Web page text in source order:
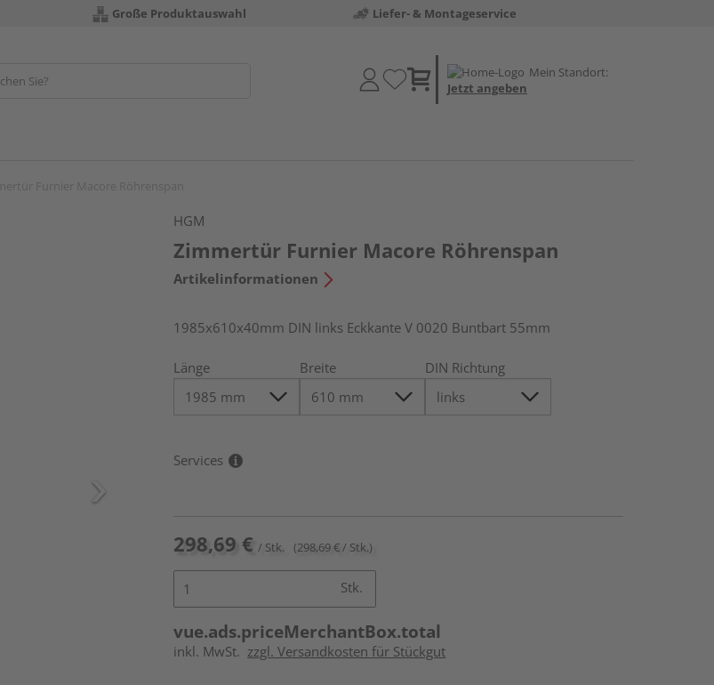
Große Produktauswahl Liefer- & Montageservice
Mein Standort:
Jetzt angeben
HGM
Zimmertür Furnier Macore Röhrenspan
Artikelinformationen
1985x610x40mm DIN links Eckkante V 0020 Buntbart 55mm
Länge Breite DIN Richtung
Services
298,69 € / Stk. (298,69 € / Stk.)
Stk.
vue.ads.priceMerchantBox.total
inkl. MwSt. zzgl. Versandkosten für Stückgut